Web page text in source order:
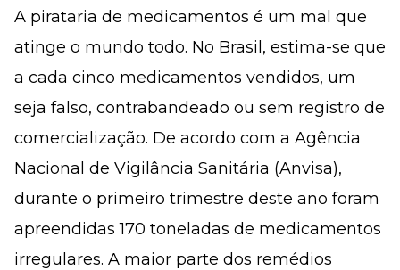
A pirataria de medicamentos é um mal que
atinge o mundo todo. No Brasil, estima-se que
a cada cinco medicamentos vendidos, um
seja falso, contrabandeado ou sem registro de
comercialização. De acordo com a Agência
Nacional de Vigilância Sanitária (Anvisa),
durante o primeiro trimestre deste ano foram
apreendidas 170 toneladas de medicamentos
irregulares. A maior parte dos remédios